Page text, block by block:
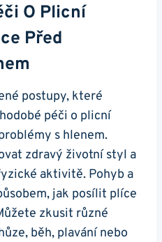
O Plicní
Před
postupy, které
péči ​o plicní
s⁤ hlenem.
⁣zdravý ⁤životní styl ‌a
aktivitě. Pohyb a
jak posílit plíce‌
zkusit ⁢různé
běh, ⁢plavání ⁤nebo